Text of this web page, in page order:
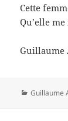
Cette
Qu’elle
Catégories
Guillaume